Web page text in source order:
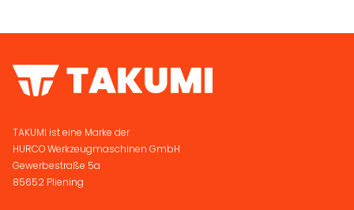
TAKUMI ist eine Marke der
HURCO Werkzeugmaschinen GmbH
Gewerbestraße 5a
85652 Pliening